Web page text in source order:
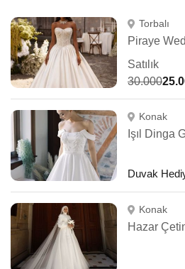
Torbalı
Piraye
Satılık
30.000
Konak
Işıl Dinga
Duvak
Konak
Hazar